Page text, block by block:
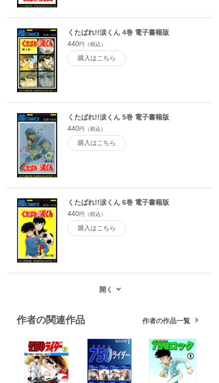
くたばれ!!涙くん 4巻 電子書籍版
440円（税込）
購入はこちら
くたばれ!!涙くん 5巻 電子書籍版
440円（税込）
購入はこちら
くたばれ!!涙くん 6巻 電子書籍版
440円（税込）
購入はこちら
作者の関連作品 作者の作品一覧